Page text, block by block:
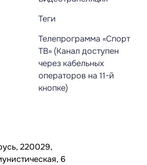
Теги
Телепрограмма «Спорт
ТВ» (Канал доступен
через кабельных
операторов на 11-й
кнопке)
220029,
6